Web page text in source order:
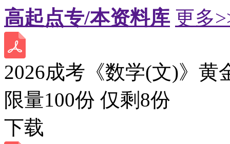
高起点专/本资料库 更多
2026成考《数学(文)》黄
限量100份 仅剩 8份
下载